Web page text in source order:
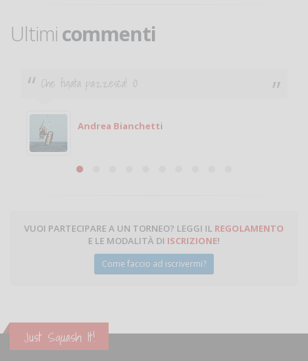
Ultimi commenti
Che figata pazzesca! :O
Andrea Bianchetti
VUOI PARTECIPARE A UN TORNEO? LEGGI IL REGOLAMENTO
E LE MODALITÀ DI ISCRIZIONE!
Come faccio ad iscrivermi?
Just Squash It!